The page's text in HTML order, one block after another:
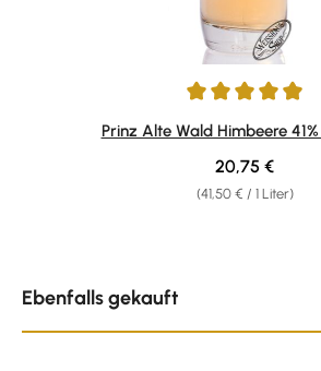
Durchschnittliche Bewertung von 4.88
Prinz Alte Wald Himbeere
(41,50 € / 1 Liter)
Regulärer
20,75 €
Ebenfalls gekauft